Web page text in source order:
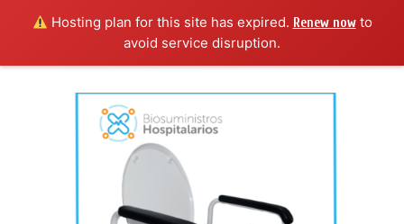
Hosting plan for this site has expired. Renew nowto
avoid service disruption.